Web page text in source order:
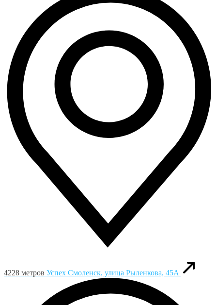
4228 метров Успех Смоленск, улица Рыленкова, 45А